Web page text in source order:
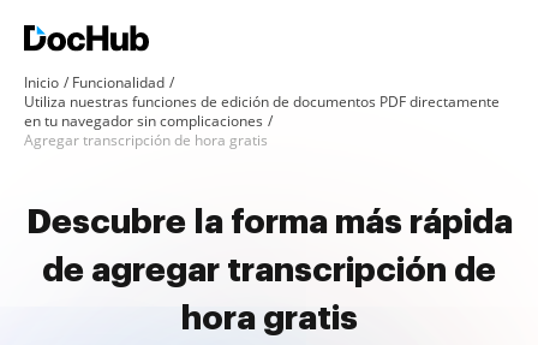
Inicio
Funcionalidad
Utiliza nuestras funciones de edición de documentos PDF directamente
en tu navegador sin complicaciones
Agregar transcripción de hora gratis
Descubre la forma más rápida
de agregar transcripción de
hora gratis